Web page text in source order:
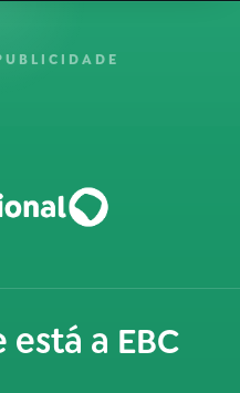
a EBC